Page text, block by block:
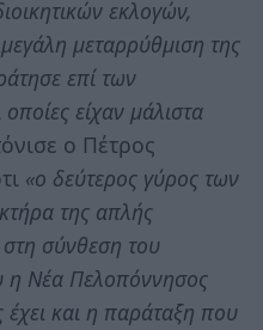
εκλογών,
μεταρρύθμιση της
επί των
είχαν μάλιστα
ο Πέτρος
«ο δεύτερος γύρος των
της απλής
σύνθεση του
η Νέα Πελοπόννησος
και η παράταξη που